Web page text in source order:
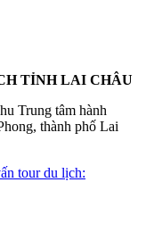
TỈNH LAI CHÂU
Trung tâm hành
thành phố Lai
tour du lịch: